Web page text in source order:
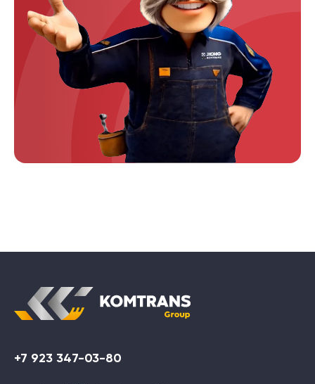
+7 923 347-03-80